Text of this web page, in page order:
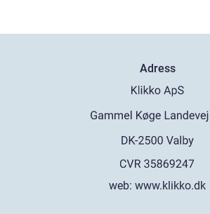
Adress
web: www.klikko.dk